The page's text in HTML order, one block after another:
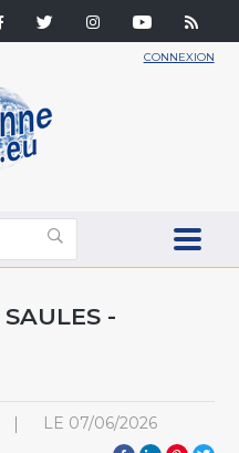
CONNEXION
-
LE 07/06/2026